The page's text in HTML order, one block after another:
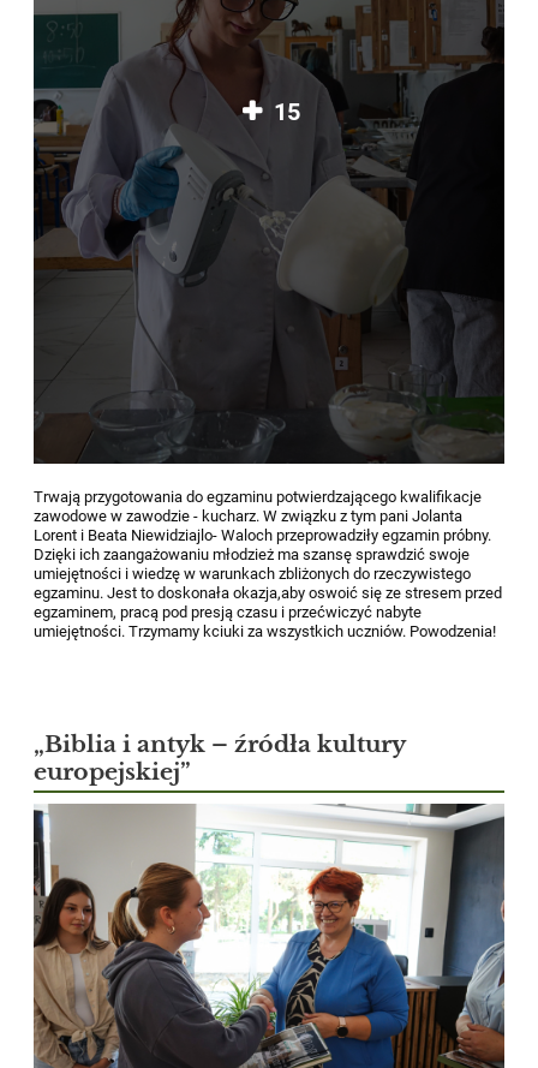
15
Trwają przygotowania do egzaminu potwierdzającego kwalifikacje
zawodowe w zawodzie - kucharz. W związku z tym pani Jolanta
Lorent i Beata Niewidziajlo- Waloch przeprowadziły egzamin próbny.
Dzięki ich zaangażowaniu młodzież ma szansę sprawdzić swoje
umiejętności i wiedzę w warunkach zbliżonych do rzeczywistego
egzaminu. Jest to doskonała okazja,aby oswoić się ze stresem przed
egzaminem, pracą pod presją czasu i przećwiczyć nabyte
umiejętności. Trzymamy kciuki za wszystkich uczniów. Powodzenia!
„Biblia i antyk – źródła kultury
europejskiej”